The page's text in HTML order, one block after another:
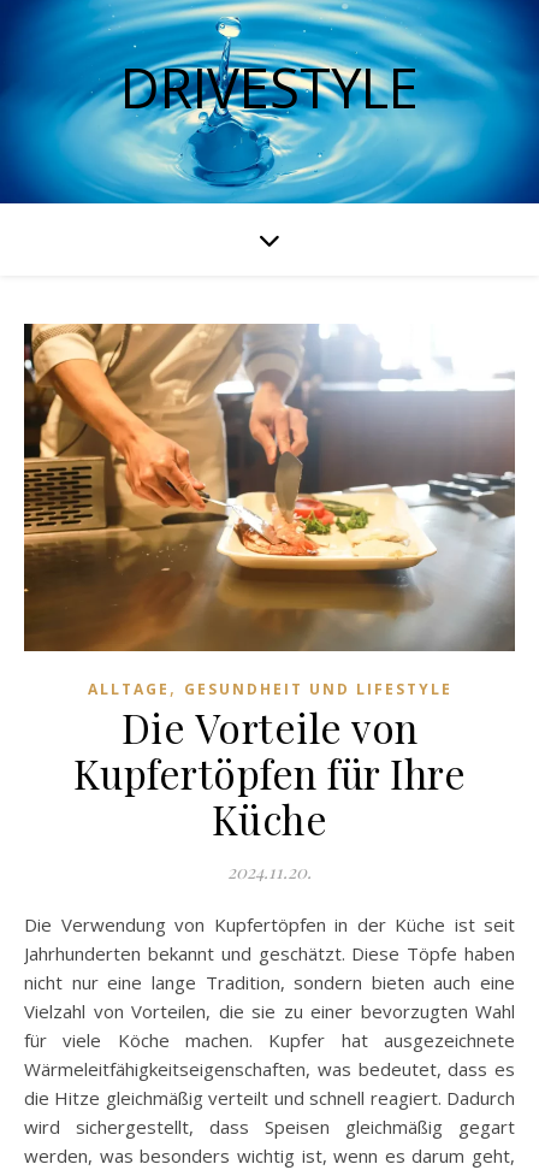
DRIVESTYLE
ALLTAGE , GESUNDHEIT UND LIFESTYLE
Die Vorteile von
Kupfertöpfen für Ihre
Küche
2024.11.20.
Die Verwendung von Kupfertöpfen in der Küche ist seit
Jahrhunderten bekannt und geschätzt. Diese Töpfe haben
nicht nur eine lange Tradition, sondern bieten auch eine
Vielzahl von Vorteilen, die sie zu einer bevorzugten Wahl
für viele Köche machen. Kupfer hat ausgezeichnete
Wärmeleitfähigkeitseigenschaften, was bedeutet, dass es
die Hitze gleichmäßig verteilt und schnell reagiert. Dadurch
wird sichergestellt, dass Speisen gleichmäßig gegart
werden, was besonders wichtig ist, wenn es darum geht,